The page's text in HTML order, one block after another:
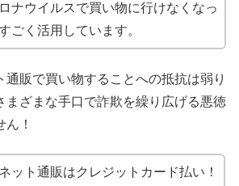
ナウイルスで買い物に行けなくなっ
ごく活用しています。
通販で買い物することへの抵抗は弱り
まざまな手口で詐欺を繰り広げる悪徳
！
ット通販はクレジットカード払い！